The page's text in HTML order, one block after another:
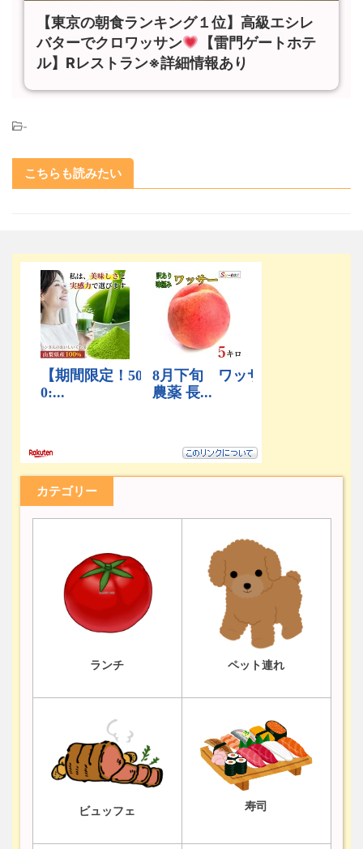
【東京の朝食ランキング１位】高級エシレ
バターでクロワッサン
【雷門ゲートホテ
ル】Rレストラン※詳細情報あり
-
こちらも読みたい
カテゴリー
ランチ ペット連れ
ビュッフェ 寿司